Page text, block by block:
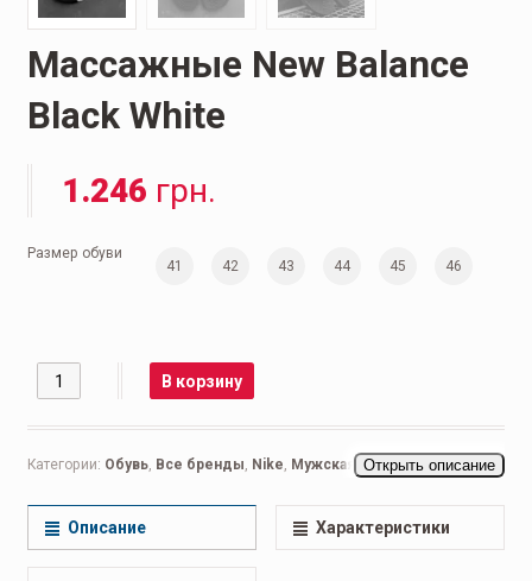
Массажные New Balance
Black White
1.246 грн.
Размер обуви
41 42 43 44 45 46
Количество В корзину
Категории: Обувь, Все бренды, Nike, Мужская обувь,
Открыть описание
Описание Характеристики